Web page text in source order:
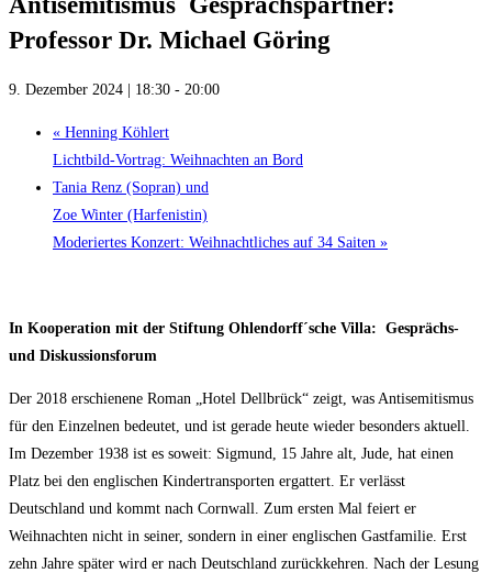
Professor Dr. Michael Göring
9. Dezember 2024 | 18:30 - 20:00
« Henning Köhlert
Lichtbild-Vortrag: Weihnachten an Bord
Tania Renz (Sopran) und
Zoe Winter (Harfenistin)
Moderiertes Konzert: Weihnachtliches auf 34 Saiten »
In Kooperation mit der Stiftung Ohlendorff´sche Villa: Gesprächs-
und Diskussionsforum
Der 2018 erschienene Roman „Hotel Dellbrück“ zeigt, was Antisemitismus
für den Einzelnen bedeutet, und ist gerade heute wieder besonders aktuell.
Im Dezember 1938 ist es soweit: Sigmund, 15 Jahre alt, Jude, hat einen
Platz bei den englischen Kindertransporten ergattert. Er verlässt
Deutschland und kommt nach Cornwall. Zum ersten Mal feiert er
Weihnachten nicht in seiner, sondern in einer englischen Gastfamilie. Erst
zehn Jahre später wird er nach Deutschland zurückkehren. Nach der Lesung